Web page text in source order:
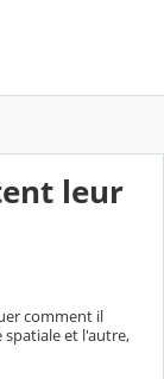
leur
comment il
spatiale et l'autre,